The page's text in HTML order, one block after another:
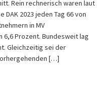
Rein rechnerisch waren laut
2023 jeden Tag 66 von
in MV
Prozent. Bundesweit lag
Gleichzeitig sei der
[…]